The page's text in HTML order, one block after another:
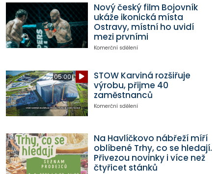
Nový český film Bojovník
ukáže ikonická místa
Ostravy, místní ho uvidí
mezi prvními
Komerční sdělení
05:00
STOW Karviná rozšiřuje
výrobu, přijme 40
zaměstnanců
Komerční sdělení
Na Havlíčkovo nábřeží míří
oblíbené Trhy, co se hledají.
Přivezou novinky i více než
čtyřicet stánků